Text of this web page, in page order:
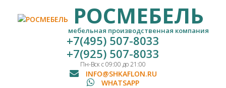
РОСМЕБЕЛЬ
мебельная производственная компания
+7(495) 507-8033
+7(925) 507-8033
Пн-Вск с 09:00 до 21:00
INFO@SHKAFLON.RU
WHATSAPP